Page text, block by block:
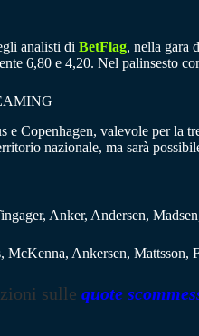
analisti di BetFlag, nella gara
6,80 e 4,20. Nel palinsesto
e Copenhagen, valevole per la
nazionale, ma sarà
Anker, Andersen,
McKenna, Ankersen, Mattsson,
sulle quote